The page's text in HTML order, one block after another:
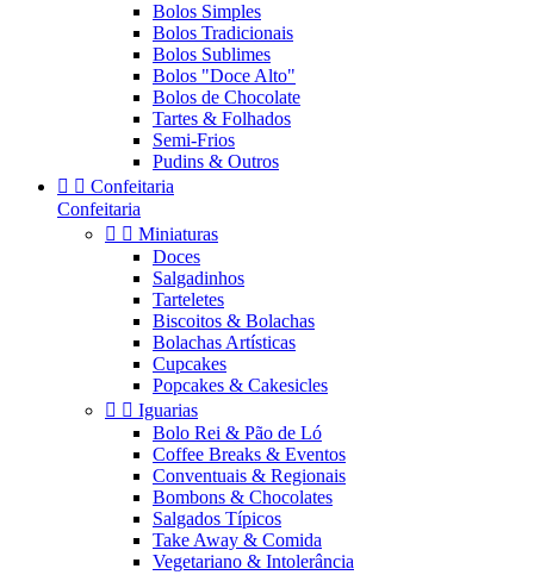
Bolos Simples
Bolos Tradicionais
Bolos Sublimes
Bolos "Doce Alto"
Bolos de Chocolate
Tartes & Folhados
Semi-Frios
Pudins & Outros
  Confeitaria
Confeitaria
  Miniaturas
Doces
Salgadinhos
Tarteletes
Biscoitos & Bolachas
Bolachas Artísticas
Cupcakes
Popcakes & Cakesicles
  Iguarias
Bolo Rei & Pão de Ló
Coffee Breaks & Eventos
Conventuais & Regionais
Bombons & Chocolates
Salgados Típicos
Take Away & Comida
Vegetariano & Intolerância